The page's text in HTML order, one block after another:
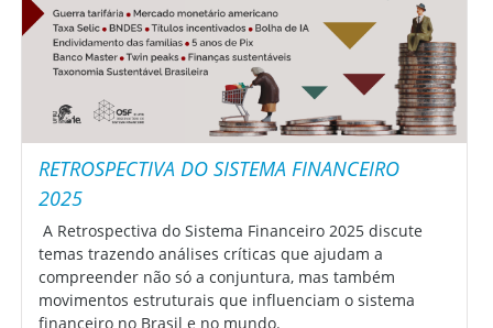
RETROSPECTIVA DO SISTEMA FINANCEIRO
2025
A Retrospectiva do Sistema Financeiro 2025 discute
temas trazendo análises críticas que ajudam a
compreender não só a conjuntura, mas também
movimentos estruturais que influenciam o sistema
financeiro no Brasil e no mundo.